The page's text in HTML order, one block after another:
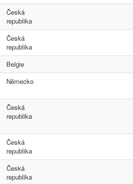
Česká
republika
Česká
republika
Belgie
Německo
Česká
republika
Česká
republika
Česká
republika